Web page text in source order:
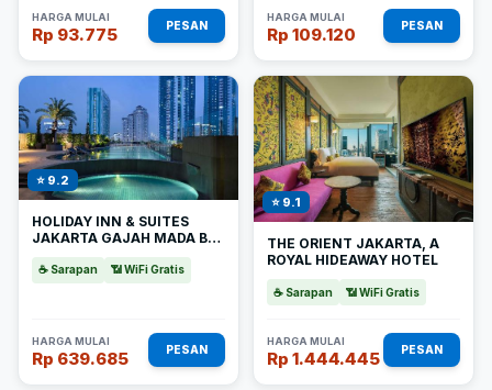
HARGA MULAI
Rp 93.775 PESAN
HARGA MULAI
Rp 109.120 PESAN
⭐ 9.2
HOLIDAY INN & SUITES
JAKARTA GAJAH MADA BY
☕ Sarapan 📶 WiFi Gratis
HARGA MULAI
Rp 639.685 PESAN
⭐ 9.1
THE ORIENT JAKARTA, A
ROYAL HIDEAWAY HOTEL
☕ Sarapan 📶 WiFi Gratis
HARGA MULAI
Rp 1.444.445 PESAN